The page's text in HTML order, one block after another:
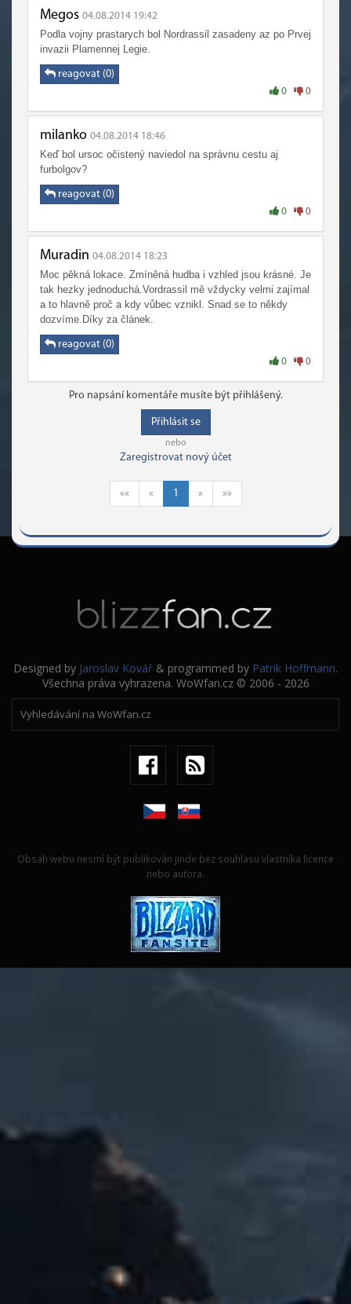
Megos 04.08.2014 19:42
Podla vojny prastarych bol Nordrassil zasadeny az po Prvej
invazii Plamennej Legie.
reagovat (0)
0 0
milanko 04.08.2014 18:46
Keď bol ursoc očistený naviedol na správnu cestu aj
furbolgov?
reagovat (0)
0 0
Muradin 04.08.2014 18:23
Moc pěkná lokace. Zmíněná hudba i vzhled jsou krásné. Je
tak hezky jednoduchá.Vordrassil mě vždycky velmi zajímal
a to hlavně proč a kdy vůbec vznikl. Snad se to někdy
dozvíme.Díky za článek.
reagovat (0)
0 0
Pro napsání komentáře musíte být přihlášený.
Přihlásit se
nebo
Zaregistrovat nový účet
«« « 1 » »»
Designed by Jaroslav Kovář & programmed by Patrik Hoffmann.
Všechna práva vyhrazena. WoWfan.cz © 2006 - 2026
Obsah webu nesmí být publikován jinde bez souhlasu vlastníka licence
nebo autora.